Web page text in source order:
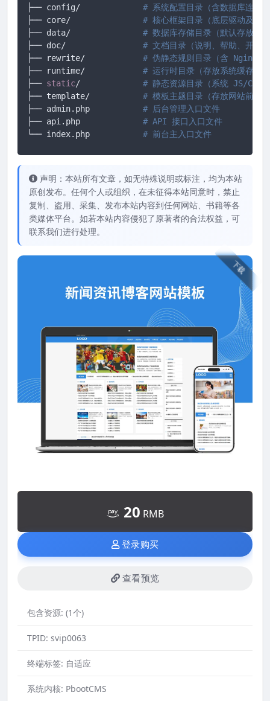
# 系统配置目录（含数据库连接
# 核心框架目录（底层驱动及框
# 数据库存储目录（默认存放
# 文档目录（说明、帮助、开发
# 伪静态规则目录（含 Nginx/
# 运行时目录（存放系统缓存、
├── static
# 静态资源目录（系统 JS/CSS
# 模板主题目录（存放网站前端
# 后台管理入口文件
# API 接口入口文件
# 前台主入口文件
声明：本站所有文章，如无特殊说明或标注，均为本站
原创发布。任何个人或组织，在未征得本站同意时，禁止
复制、盗用、采集、发布本站内容到任何网站、书籍等各
类媒体平台。如若本站内容侵犯了原著者的合法权益，可
联系我们进行处理。
下载
20 RMB
登录购买
查看预览
包含资源: (1个)
TPID: svip0063
终端标签: 自适应
系统内核: PbootCMS